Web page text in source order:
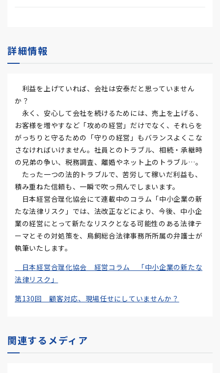
詳細情報
利益を上げていれば、会社は安泰だと思っていません
か？
永く、安心して会社を続けるためには、売上を上げる、
お客様を増やすなど「攻めの経営」だけでなく、それらを
がっちりと守るための「守りの経営」もバランスよくこな
さなければいけません。社員とのトラブル、相続・承継時
の兄弟の争い、税務調査、離婚やネット上のトラブル…。
たった一つの法的トラブルで、苦労して稼いだ利益も、
積み重ねた信頼も、一瞬で吹っ飛んでしまいます。
日本経営合理化協会にて連載中のコラム「中小企業の新
たな法律リスク」では、法改正などにより、今後、中小企
業の経営にとって新たなリスクとなる可能性のある法律テ
ーマとその対処策を、鳥飼総合法律事務所所属の弁護士が
執筆いたします。
日本経営合理化協会 経営コラム 「中小企業の新たな
法律リスク」
第130回 顧客対応、現場任せにしていませんか？
関連するメディア